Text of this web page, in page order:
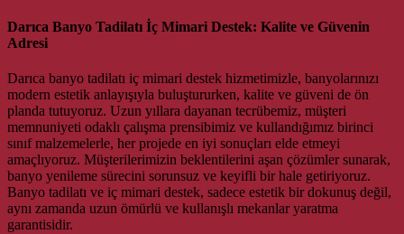
Darıca Banyo Tadilatı İç Mimari Destek: Kalite ve Güvenin
Adresi
Darıca banyo tadilatı iç mimari destek hizmetimizle, banyolarınızı
modern estetik anlayışıyla buluştururken, kalite ve güveni de ön
planda tutuyoruz. Uzun yıllara dayanan tecrübemiz, müşteri
memnuniyeti odaklı çalışma prensibimiz ve kullandığımız birinci
sınıf malzemelerle, her projede en iyi sonuçları elde etmeyi
amaçlıyoruz. Müşterilerimizin beklentilerini aşan çözümler sunarak,
banyo yenileme sürecini sorunsuz ve keyifli bir hale getiriyoruz.
Banyo tadilatı ve iç mimari destek, sadece estetik bir dokunuş değil,
aynı zamanda uzun ömürlü ve kullanışlı mekanlar yaratma
garantisidir.